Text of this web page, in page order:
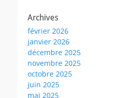
Archives
février 2026
janvier 2026
décembre 2025
novembre 2025
octobre 2025
juin 2025
mai 2025